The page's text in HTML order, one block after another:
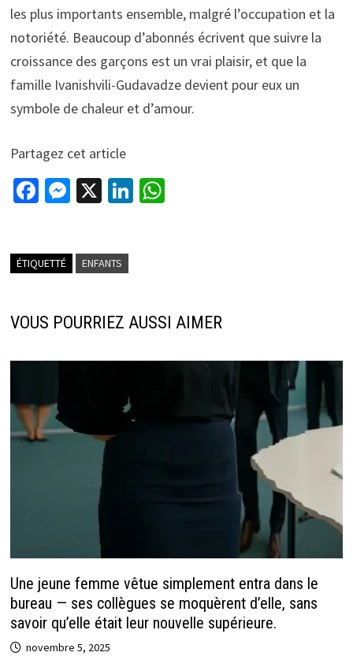
les plus importants ensemble, malgré l’occupation et la
notoriété. Beaucoup d’abonnés écrivent que suivre la
croissance des garçons est un vrai plaisir, et que la
famille Ivanishvili-Gudavadze devient pour eux un
symbole de chaleur et d’amour.
Partagez cet article
Fa
o
k
M
n
r
X Li W
p
ÉTIQUETTÉ ENFANTS
VOUS POURRIEZ AUSSI AIMER
Une jeune femme vêtue simplement entra dans le
bureau — ses collègues se moquèrent d’elle, sans
savoir qu’elle était leur nouvelle supérieure.
novembre 5, 2025